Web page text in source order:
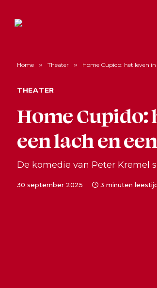
Home » Theater » Home Cupido: het leven
THEATER
Home
een lach en
De komedie van Peter Kremel
30 september 2025 3 minuten